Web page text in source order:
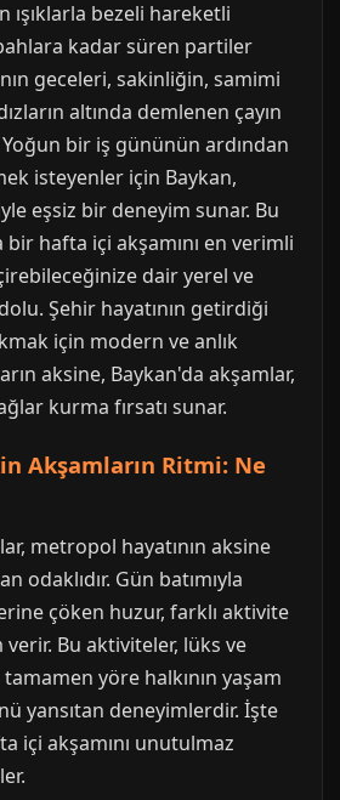
ışıklarla bezeli hareketli
kadar süren partiler
geceleri, sakinliğin, samimi
altında demlenen çayın
bir iş gününün ardından
isteyenler için Baykan,
eşsiz bir deneyim sunar. Bu
bir hafta içi akşamını en verimli
dair yerel ve
Şehir hayatının getirdiği
için modern ve anlık
aksine, Baykan'da akşamlar,
kurma fırsatı sunar.
Akşamların Ritmi: Ne
metropol hayatının aksine
odaklıdır. Gün batımıyla
çöken huzur, farklı aktivite
verir. Bu aktiviteler, lüks ve
yöre halkının yaşam
yansıtan deneyimlerdir. İşte
içi akşamını unutulmaz